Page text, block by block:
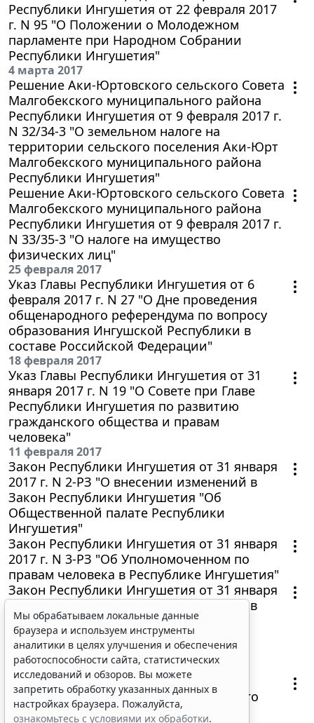
Республики Ингушетия от 22 февраля 2017
г. N 95 "О Положении о Молодежном
парламенте при Народном Собрании
Республики Ингушетия"
4 марта 2017
Решение Аки-Юртовского сельского Совета
Малгобекского муниципального района
Республики Ингушетия от 9 февраля 2017 г.
N 32/34-3 "О земельном налоге на
территории сельского поселения Аки-Юрт
Малгобекского муниципального района
Республики Ингушетия"
Решение Аки-Юртовского сельского Совета
Малгобекского муниципального района
Республики Ингушетия от 9 февраля 2017 г.
N 33/35-3 "О налоге на имущество
физических лиц"
25 февраля 2017
Указ Главы Республики Ингушетия от 6
февраля 2017 г. N 27 "О Дне проведения
общенародного референдума по вопросу
образования Ингушской Республики в
составе Российской Федерации"
18 февраля 2017
Указ Главы Республики Ингушетия от 31
января 2017 г. N 19 "О Совете при Главе
Республики Ингушетия по развитию
гражданского общества и правам
человека"
11 февраля 2017
Закон Республики Ингушетия от 31 января
2017 г. N 2-РЗ "О внесении изменений в
Закон Республики Ингушетия "Об
Общественной палате Республики
Ингушетия"
Закон Республики Ингушетия от 31 января
2017 г. N 3-РЗ "Об Уполномоченном по
правам человека в Республике Ингушетия"
Закон Республики Ингушетия от 31 января
2017 г. N 1-РЗ "О внесении изменений в
Закон Республики Ингушетия "Об
особенностях оборота земель
сельскохозяйственного назначения"
4 февраля 2017
Решение Новоредантского сельского
Совета Малгобекского муниципального
района Республики Ингушетия от 16
Мы обрабатываем локальные данные
браузера и используем инструменты
аналитики в целях улучшения и обеспечения
работоспособности сайта, статистических
исследований и обзоров. Вы можете
запретить обработку указанных данных в
настройках браузера. Пожалуйста,
ознакомьтесь с условиями их обработки.
Принять